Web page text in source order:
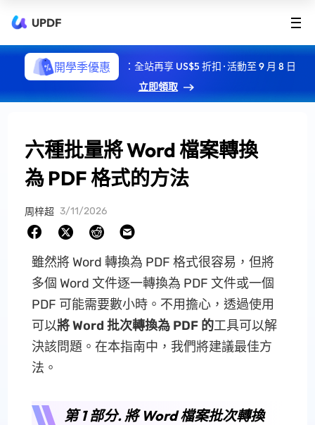
UPDF
開學季優惠
：全站再享 US$5 折扣 · 活動至 9 月 8 日
立即領取
六種批量將 Word 檔案轉換
為 PDF 格式的方法
周梓超 3/11/2026
雖然將 Word 轉換為 PDF 格式很容易，但將
多個 Word 文件逐一轉換為 PDF 文件或一個
PDF 可能需要數小時。不用擔心，透過使用
可以將 Word 批次轉換為 PDF 的工具可以解
決該問題。在本指南中，我們將建議最佳方
法。
第 1 部分. 將 Word 檔案批次轉換